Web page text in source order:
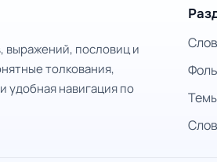
выражений, пословиц и
толкования,
удобная навигация по